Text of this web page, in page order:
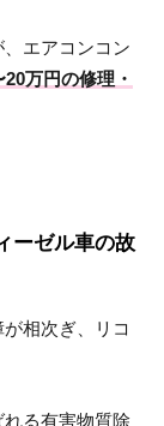
エアコンコン
20万円の修理・
ーゼル車の故
相次ぎ、リコ
る有害物質除